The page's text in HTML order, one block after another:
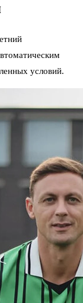
условий.